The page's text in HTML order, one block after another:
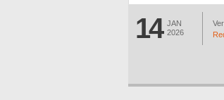
14 JAN
2026